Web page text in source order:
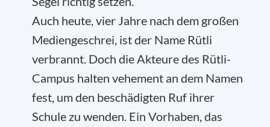
Auch heute, vier Jahre nach dem großen
Mediengeschrei, ist der Name Rütli
verbrannt. Doch die Akteure des Rütli-
Campus halten vehement an dem Namen
fest, um den beschädigten Ruf ihrer
Schule zu wenden. Ein Vorhaben, das